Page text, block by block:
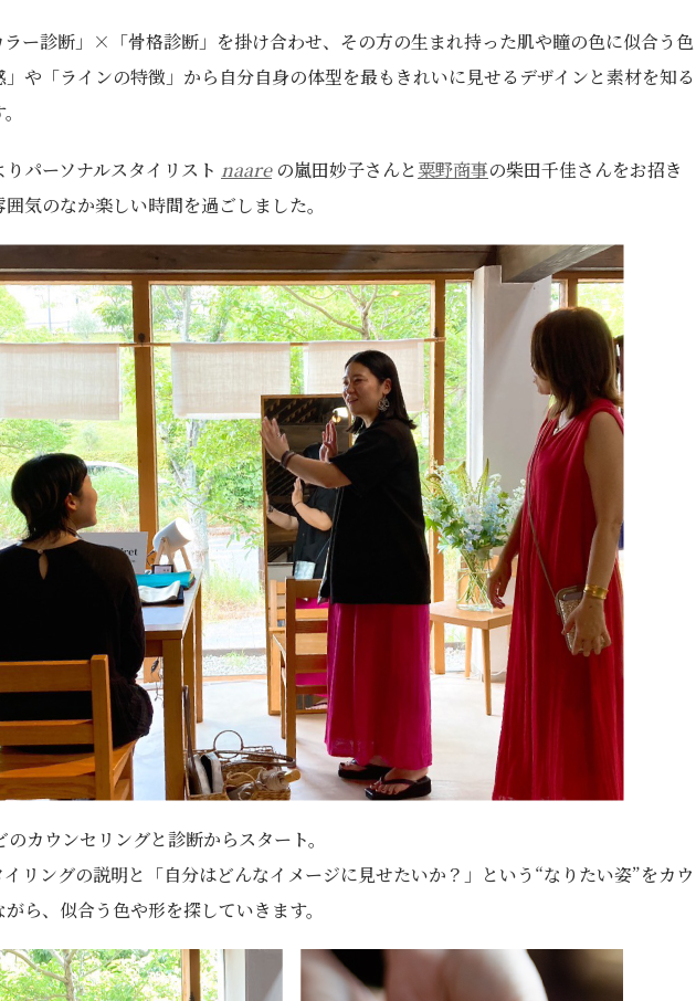
ラー診断」×「骨格診断」を掛け合わせ、その方の生まれ持った肌や瞳の色に似合う色
」や「ラインの特徴」から自分自身の体型を最もきれいに見せるデザインと素材を知る
パーソナルスタイリスト naareの嵐田妙子さんと粟野商事の柴田千佳さんをお招き
気のなか楽しい時間を過ごしました。
カウンセリングと診断からスタート。
リングの説明と「自分はどんなイメージに見せたいか？」という“なりたい姿”をカウ
ら、似合う色や形を探していきます。